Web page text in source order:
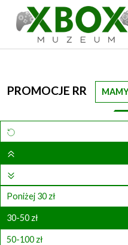
PROMOCJE RR
Poniżej 30 zł
30-50 zł
50-100 zł